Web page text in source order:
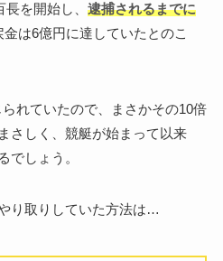
を開始し、 逮捕されるまでに
金は6億円に達していたとのこ
れていたので、まさかその10倍
さしく、競艇が始まって以来
でしょう。
り取りしていた方法は…